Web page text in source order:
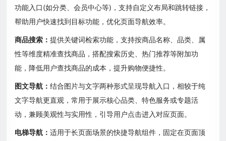
功能入口(如分类、会员中心等)，支持自定义布局和跳转链接，
帮助用户快速找到目标功能，优化页面导航效率。
商品搜索： 提供关键词检索功能，支持按商品名称、品类、属
性等维度精准查找商品，搭配搜索历史、热门推荐等附加功
能，降低用户查找商品的成本，提升购物便捷性。
图文导航： 结合图片与文字两种形式呈现导航入口，相较于纯
文字导航更直观，常用于展示核心品类、特色服务或专题活
动，兼顾美观性与实用性，引导用户点击进入对应页面。
电梯导航： 适用于长页面场景的快捷导航组件，固定在页面顶